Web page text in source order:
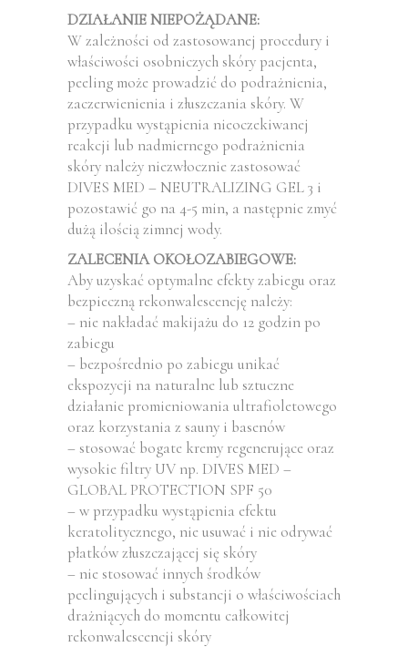
DZIAŁANIE NIEPOŻĄDANE:
W zależności od zastosowanej procedury i
właściwości osobniczych skóry pacjenta,
peeling może prowadzić do podrażnienia,
zaczerwienienia i złuszczania skóry. W
przypadku wystąpienia nieoczekiwanej
reakcji lub nadmiernego podrażnienia
skóry należy niezwłocznie zastosować
DIVES MED – NEUTRALIZING GEL 3 i
pozostawić go na 4-5 min, a następnie zmyć
dużą ilością zimnej wody.
ZALECENIA OKOŁOZABIEGOWE:
Aby uzyskać optymalne efekty zabiegu oraz
bezpieczną rekonwalescencję należy:
– nie nakładać makijażu do 12 godzin po
zabiegu
– bezpośrednio po zabiegu unikać
ekspozycji na naturalne lub sztuczne
działanie promieniowania ultrafioletowego
oraz korzystania z sauny i basenów
– stosować bogate kremy regenerujące oraz
wysokie filtry UV np. DIVES MED –
GLOBAL PROTECTION SPF 50
– w przypadku wystąpienia efektu
keratolitycznego, nie usuwać i nie odrywać
płatków złuszczającej się skóry
– nie stosować innych środków
peelingujących i substancji o właściwościach
drażniących do momentu całkowitej
rekonwalescencji skóry